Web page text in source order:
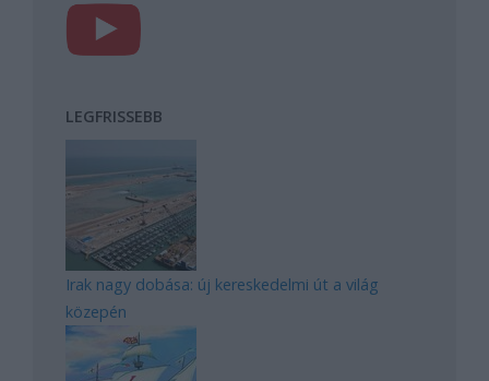
LEGFRISSEBB
Irak nagy dobása: új kereskedelmi út a világ
közepén